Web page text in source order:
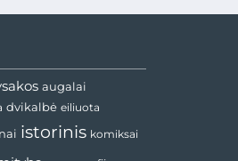
augalai
dvikalbė eiliuota
istorinis komiksai